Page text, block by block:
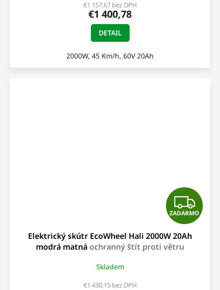
€1 157,67 bez DPH
€1 400,78
DETAIL
2000W, 45 Km/h, 60V 20Ah
Z
A
ZADARMO
Elektrický skútr EcoWheel Hali 2000W 20Ah
modrá matnáochranný štít proti větru
Skladem
€1 430,15 bez DPH